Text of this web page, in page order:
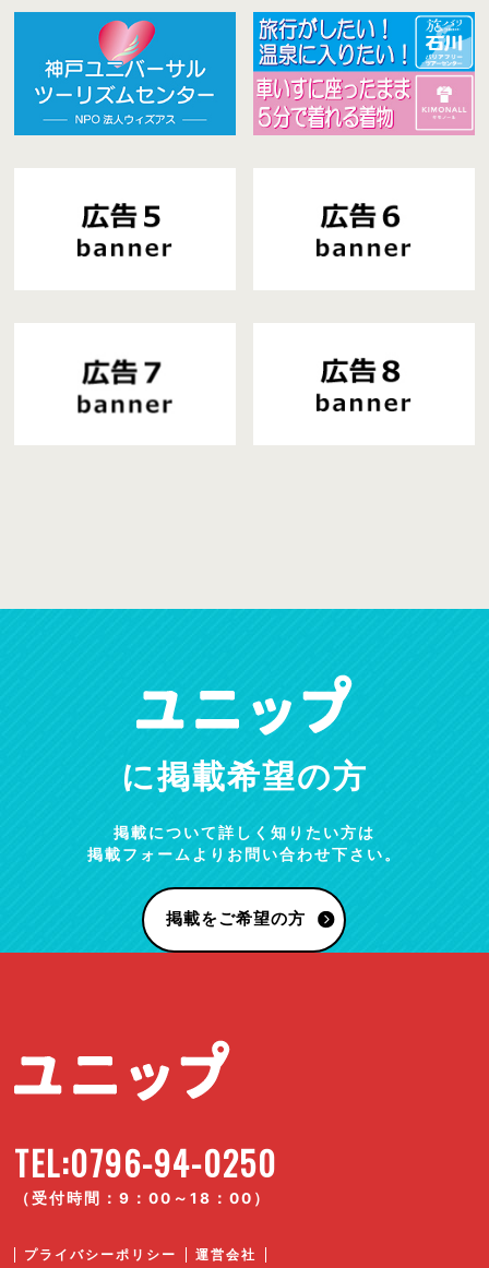
に掲載希望の方
掲載について詳しく知りたい方は
掲載フォームよりお問い合わせ下さい。
掲載をご希望の方
TEL:0796-94-0250
（受付時間：9：00～18：00）
プライバシーポリシー 運営会社